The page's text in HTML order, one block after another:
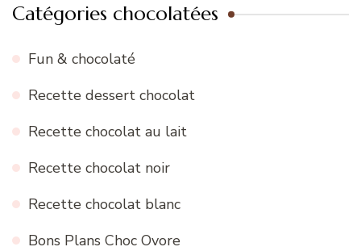
Catégories chocolatées
Fun & chocolaté
Recette dessert chocolat
Recette chocolat au lait
Recette chocolat noir
Recette chocolat blanc
Bons Plans Choc Ovore